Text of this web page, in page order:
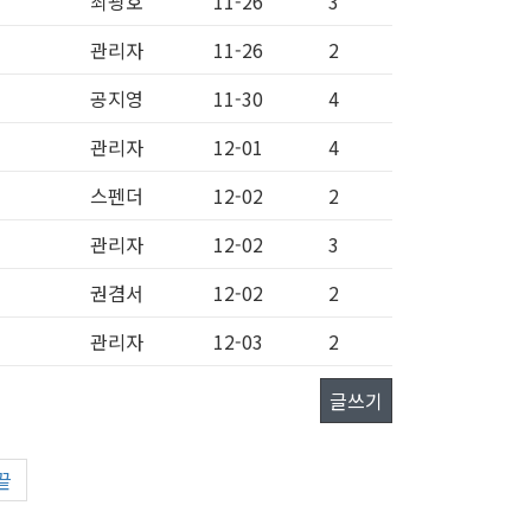
관리자 11-26
2
공지영 11-30
4
관리자 12-01
4
스펜더 12-02
2
관리자 12-02
3
권겸서 12-02
2
관리자 12-03 2
글쓰기